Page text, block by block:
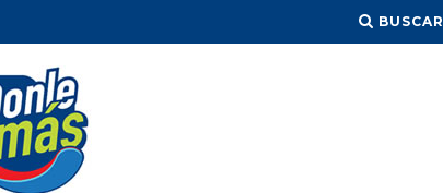
BUSCAR